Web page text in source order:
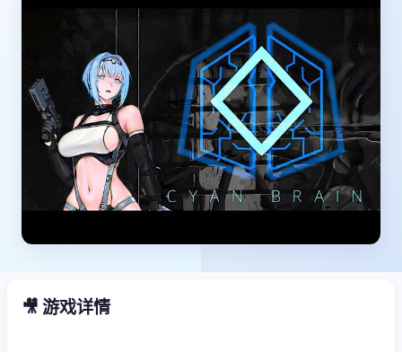
🎥 游戏详情